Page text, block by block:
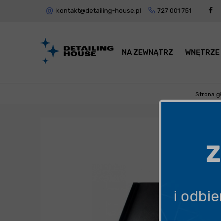
kontakt@detailing-house.pl 727 001 751
NA ZEWNĄTRZ WNĘTRZE
Strona
i